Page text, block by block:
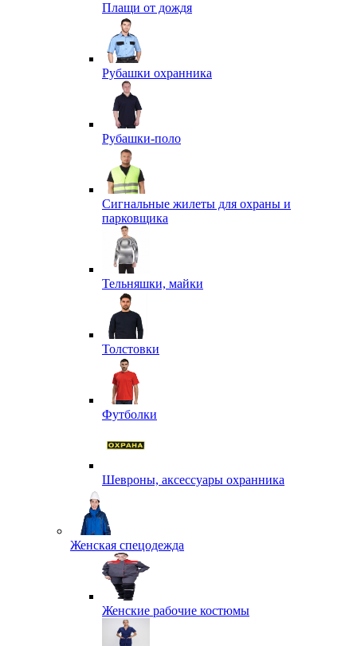
Плащи от дождя
Рубашки охранника
Рубашки-поло
Сигнальные жилеты для охраны и
парковщика
Тельняшки, майки
Толстовки
Футболки
Шевроны, аксессуары охранника
Женская спецодежда
Женские рабочие костюмы